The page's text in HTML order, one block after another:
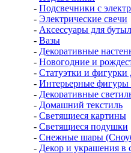
- Подсвечники с
- Электрические свечи
- Аксессуары для
- Вазы
- Декоративные
- Новогодние и
- Статуэтки и фигурки
- Интерьерные
- Декоративные
- Домашний текстиль
- Светящиеся картины
- Светящиеся подушки
- Снежные шары
- Декор и украшения в